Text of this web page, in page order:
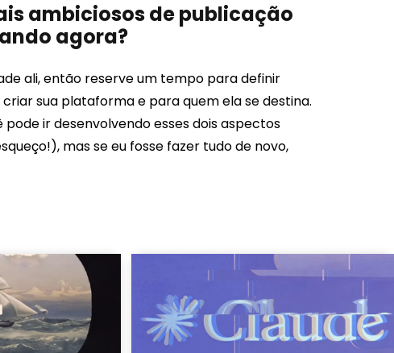
ambiciosos de publicação
agora?
ali, então reserve um tempo para definir
sua plataforma e para quem ela se destina.
pode ir desenvolvendo esses dois aspectos
mas se eu fosse fazer tudo de novo,